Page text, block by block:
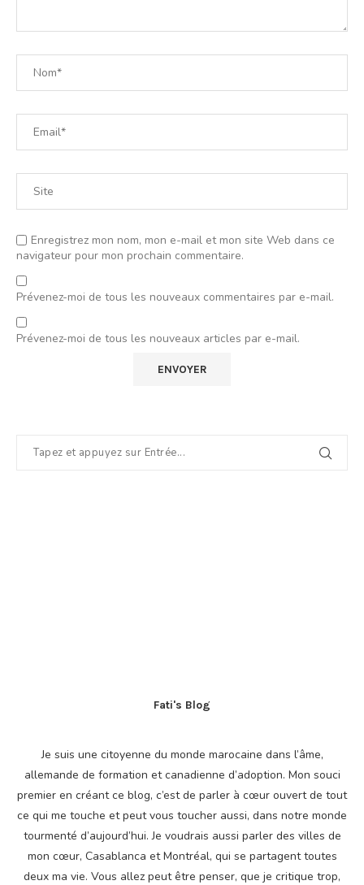
Enregistrez mon nom, mon e-mail et mon site Web dans ce
navigateur pour mon prochain commentaire.
Prévenez-moi de tous les nouveaux commentaires par e-mail.
Prévenez-moi de tous les nouveaux articles par e-mail.
Fati's Blog
Je suis une citoyenne du monde marocaine dans l’âme,
allemande de formation et canadienne d’adoption. Mon souci
premier en créant ce blog, c’est de parler à cœur ouvert de tout
ce qui me touche et peut vous toucher aussi, dans notre monde
tourmenté d’aujourd’hui. Je voudrais aussi parler des villes de
mon cœur, Casablanca et Montréal, qui se partagent toutes
deux ma vie. Vous allez peut être penser, que je critique trop,